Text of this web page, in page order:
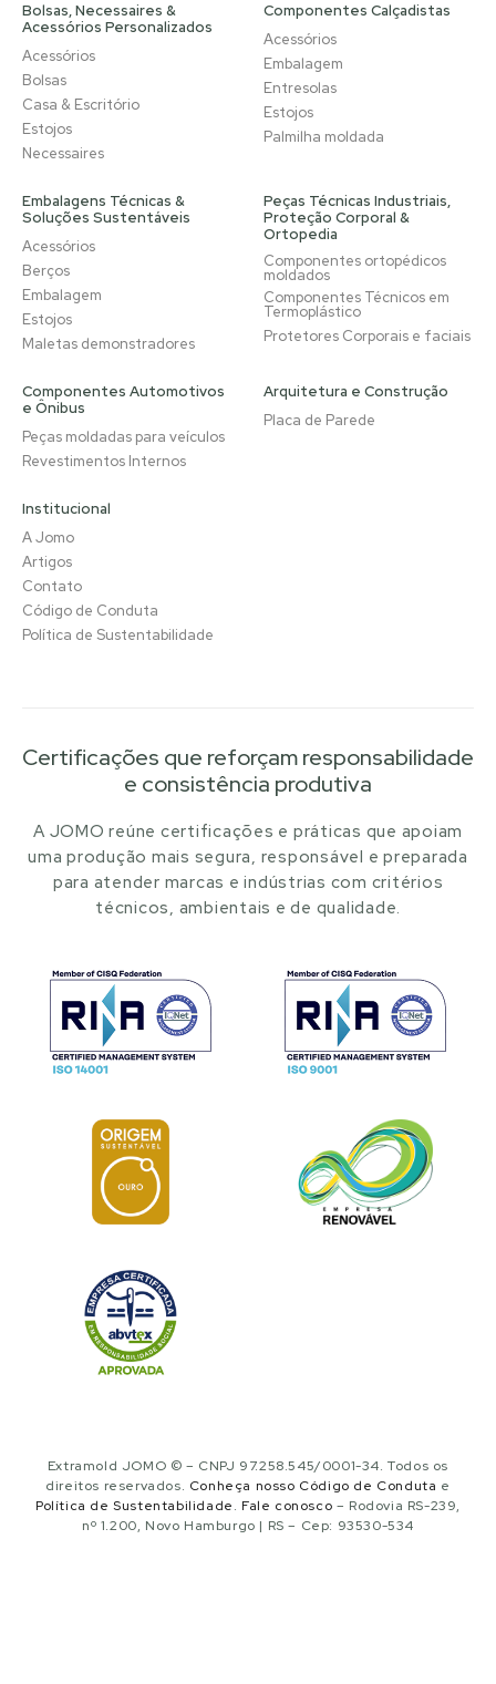
Bolsas, Necessaires &
Acessórios Personalizados
Acessórios
Bolsas
Casa & Escritório
Estojos
Necessaires
Componentes Calçadistas
Acessórios
Embalagem
Entresolas
Estojos
Palmilha moldada
Embalagens Técnicas &
Soluções Sustentáveis
Acessórios
Berços
Embalagem
Estojos
Maletas demonstradores
Peças Técnicas Industriais,
Proteção Corporal &
Ortopedia
Componentes ortopédicos
moldados
Componentes Técnicos em
Termoplástico
Protetores Corporais e faciais
Componentes Automotivos
e Ônibus
Peças moldadas para veículos
Revestimentos Internos
Arquitetura e Construção
Placa de Parede
Institucional
A Jomo
Artigos
Contato
Código de Conduta
Política de Sustentabilidade
Certificações que reforçam responsabilidade
e consistência produtiva
A JOMO reúne certificações e práticas que apoiam
uma produção mais segura, responsável e preparada
para atender marcas e indústrias com critérios
técnicos, ambientais e de qualidade.
Extramold JOMO © – CNPJ 97.258.545/0001-34. Todos os
direitos reservados. Conheça nosso Código de Conduta e
Política de Sustentabilidade. Fale conosco – Rodovia RS-239,
nº 1.200, Novo Hamburgo | RS – Cep: 93530-534